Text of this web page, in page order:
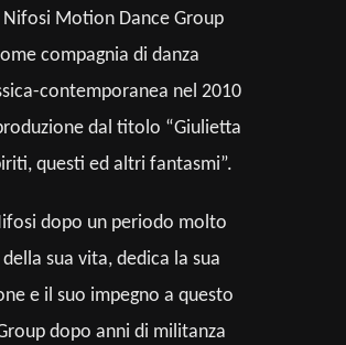
Nifosi Motion Dance Group
compagnia di danza
contemporanea nel 2010
dal titolo “Giulietta
questi ed altri fantasmi”.
dopo un periodo molto
sua vita, dedica la sua
e il suo impegno a questo
dopo anni di militanza